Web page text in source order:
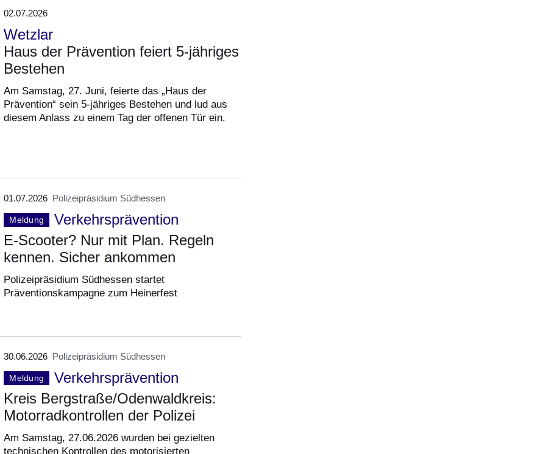
02.07.2026
Wetzlar
Haus der Prävention feiert 5-jähriges
Bestehen
Am Samstag, 27. Juni, feierte das „Haus der
Prävention“ sein 5-jähriges Bestehen und lud aus
diesem Anlass zu einem Tag der offenen Tür ein.
01.07.2026 Polizeipräsidium Südhessen
Meldung
Verkehrsprävention
E-Scooter? Nur mit Plan. Regeln
kennen. Sicher ankommen
Polizeipräsidium Südhessen startet
Präventionskampagne zum Heinerfest
30.06.2026 Polizeipräsidium Südhessen
Meldung
Verkehrsprävention
Kreis Bergstraße/Odenwaldkreis:
Motorradkontrollen der Polizei
Am Samstag, 27.06.2026 wurden bei gezielten
technischen Kontrollen des motorisierten